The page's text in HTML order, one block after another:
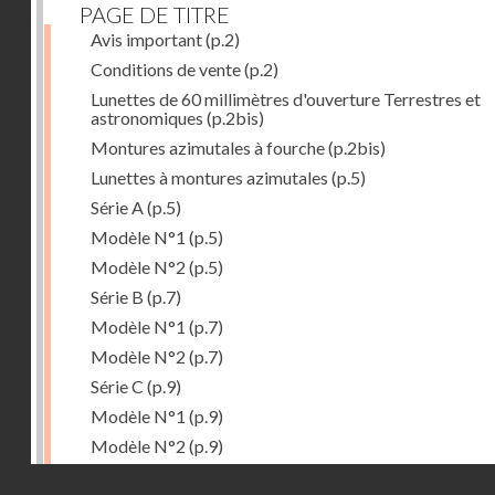
PAGE DE TITRE
Avis important(p.2)
Conditions de vente(p.2)
Lunettes de 60 millimètres d'ouverture Terrestres et
astronomiques (p.2bis)
Montures azimutales à fourche(p.2bis)
Lunettes à montures azimutales (p.5)
Série A (p.5)
Modèle N°1 (p.5)
Modèle N°2 (p.5)
Série B (p.7)
Modèle N°1 (p.7)
Modèle N°2 (p.7)
Série C (p.9)
Modèle N°1 (p.9)
Modèle N°2 (p.9)